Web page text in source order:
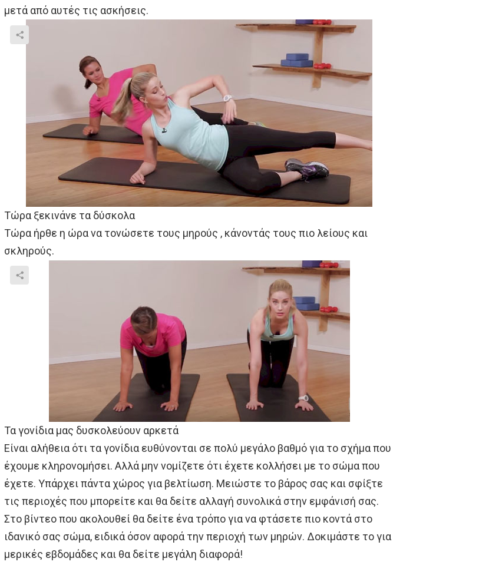
μετά από αυτές τις ασκήσεις.
Τώρα ξεκινάνε τα δύσκολα
Τώρα ήρθε η ώρα να τονώσετε τους μηρούς , κάνοντάς τους πιο λείους και
σκληρούς.
Τα γονίδια μας δυσκολεύουν αρκετά
Είναι αλήθεια ότι τα γονίδια ευθύνονται σε πολύ μεγάλο βαθμό για το σχήμα που
έχουμε κληρονομήσει. Αλλά μην νομίζετε ότι έχετε κολλήσει με το σώμα που
έχετε. Υπάρχει πάντα χώρος για βελτίωση. Μειώστε το βάρος σας και σφίξτε
τις περιοχές που μπορείτε και θα δείτε αλλαγή συνολικά στην εμφάνισή σας.
Στο βίντεο που ακολουθεί θα δείτε ένα τρόπο για να φτάσετε πιο κοντά στο
ιδανικό σας σώμα, ειδικά όσον αφορά την περιοχή των μηρών. Δοκιμάστε το για
μερικές εβδομάδες και θα δείτε μεγάλη διαφορά!